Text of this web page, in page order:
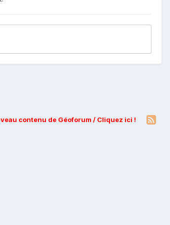
contenu de Géoforum / Cliquez ici !